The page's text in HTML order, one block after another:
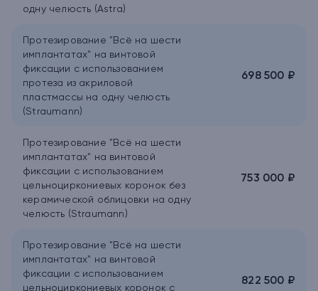
одну челюсть (Astra)
Протезирование "Всё на шести
имплантатах" на винтовой
фиксации с использованием
протеза из акриловой
пластмассы на одну челюсть
(Straumann)
698 500 ₽
Протезирование "Всё на шести
имплантатах" на винтовой
фиксации с использованием
цельноциркониевых коронок без
керамической облицовки на одну
челюсть (Straumann)
753 000 ₽
Протезирование "Всё на шести
имплантатах" на винтовой
фиксации с использованием
цельноциркониевых коронок с
822 500 ₽